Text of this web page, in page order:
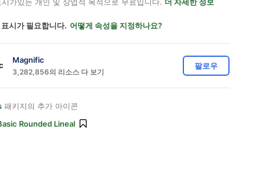
시가 필요합니다. 어떻게 속성을 지정하나요?
Magnific
3,282,856의 리소스 다 보기
팔로우
패키지의 추가 아이콘
Rounded Lineal